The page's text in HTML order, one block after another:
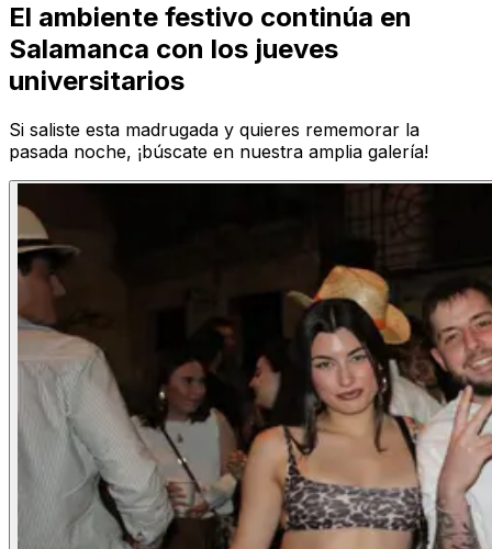
El ambiente festivo continúa en
Salamanca con los jueves
universitarios
Si saliste esta madrugada y quieres rememorar la
pasada noche, ¡búscate en nuestra amplia galería!